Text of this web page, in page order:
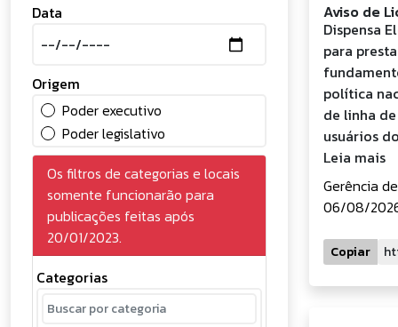
Data
Origem
Poder executivo
Poder legislativo
Os filtros de categorias e locais
somente funcionarão para
publicações feitas após
20/01/2023.
Categorias
Aviso de
Dispensa
para
política
de linha
usuários
Leia mais
Gerência
06/08/2026
Copiar